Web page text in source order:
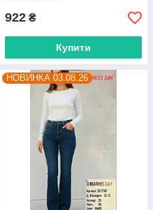
922 ₴
Купити
НОВИНКА 03.08.26